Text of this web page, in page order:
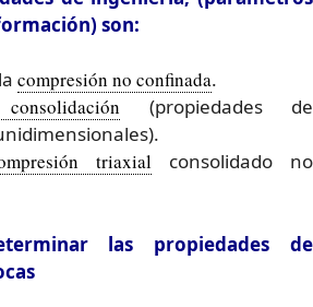
son:
compresión no confinada.
(propiedades de
triaxial consolidado no
las propiedades de